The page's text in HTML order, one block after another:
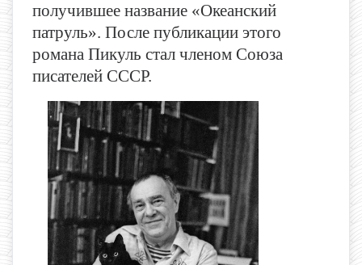
получившее название «Океанский
патруль». После публикации этого
романа Пикуль стал членом Союза
писателей СССР.